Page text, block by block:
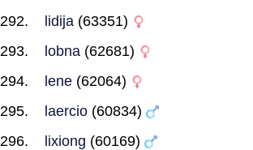
lidija (63351)
lobna (62681)
lene (62064)
laercio (60834)
lixiong (60169)